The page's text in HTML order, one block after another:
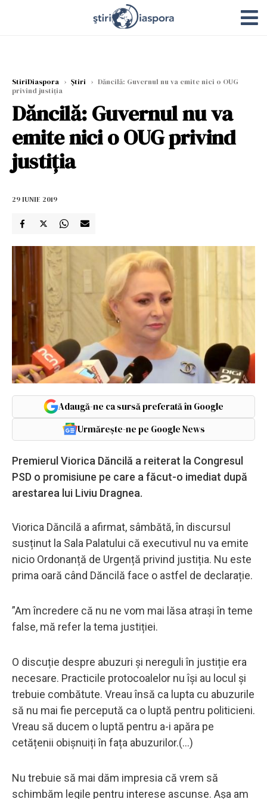
StiriDiaspora › Știri › Dăncilă: Guvernul nu va emite nici o OUG
privind justiția
Dăncilă: Guvernul nu va
emite nici o OUG privind
justiția
29 IUNIE 2019
Adaugă-ne ca sursă preferată în Google
Urmărește-ne pe Google News
Premierul Viorica Dăncilă a reiterat la Congresul
PSD o promisiune pe care a făcut-o imediat după
arestarea lui Liviu Dragnea.
Viorica Dăncilă a afirmat, sâmbătă, în discursul
susținut la Sala Palatului că executivul nu va emite
nicio Ordonanță de Urgență privind justiția. Nu este
prima oară când Dăncilă face o astfel de declarație.
”Am încredere că nu ne vom mai lăsa atrași în teme
false, mă refer la tema justiției.
O discuție despre abuzuri și nereguli în justiție era
necesare. Practicile protocoalelor nu își au locul și
trebuie combătute. Vreau însă ca lupta cu abuzurile
să nu mai fie percepută ca o luptă pentru politicieni.
Vreau să ducem o luptă pentru a-i apăra pe
cetățenii obișnuiți în fața abuzurilor.(...)
Nu trebuie să mai dăm impresia că vrem să
schimbăm legile pentru interese ascunse. Așa am